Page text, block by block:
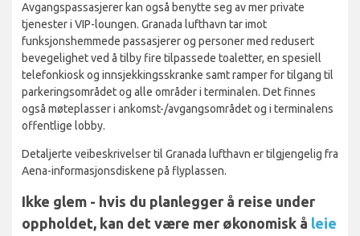
Avgangspassasjerer kan også benytte seg av mer private
tjenester i VIP-loungen. Granada lufthavn tar imot
funksjonshemmede passasjerer og personer med redusert
bevegelighet ved å tilby fire tilpassede toaletter, en spesiell
telefonkiosk og innsjekkingsskranke samt ramper for tilgang til
parkeringsområdet og alle områder i terminalen. Det finnes
også møteplasser i ankomst-/avgangsområdet og i terminalens
offentlige lobby.
Detaljerte veibeskrivelser til Granada lufthavn er tilgjengelig fra
Aena-informasjonsdiskene på flyplassen.
Ikke glem - hvis du planlegger å reise under
oppholdet, kan det være mer økonomisk å leie